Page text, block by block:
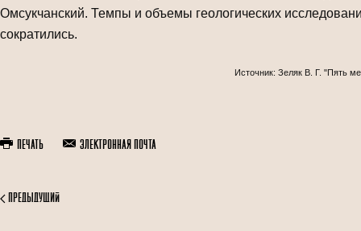
Омсукчанский. Темпы и объемы геологических
сократились.
Источник: Зеляк В. Г. "Пять
Печать Электронная почта
Предыдущий